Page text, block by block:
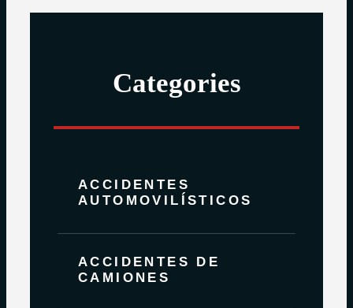
Categories
ACCIDENTES
AUTOMOVILÍSTICOS
ACCIDENTES DE
CAMIONES